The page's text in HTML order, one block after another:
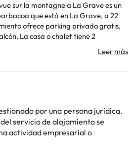
sur la montagne a La Grave es un
que está en La Grave, a 22
ofrece parking privado gratis,
tiene 2
vía satélite y cocina totalmente
lavadora, horno y microondas.
pueden ser de pago. Puedes
en el establecimiento. Toda la
sujeta a cambios por parte del
contáctanos.
por una persona jurídica.
servicio de alojamiento se
actividad empresarial o